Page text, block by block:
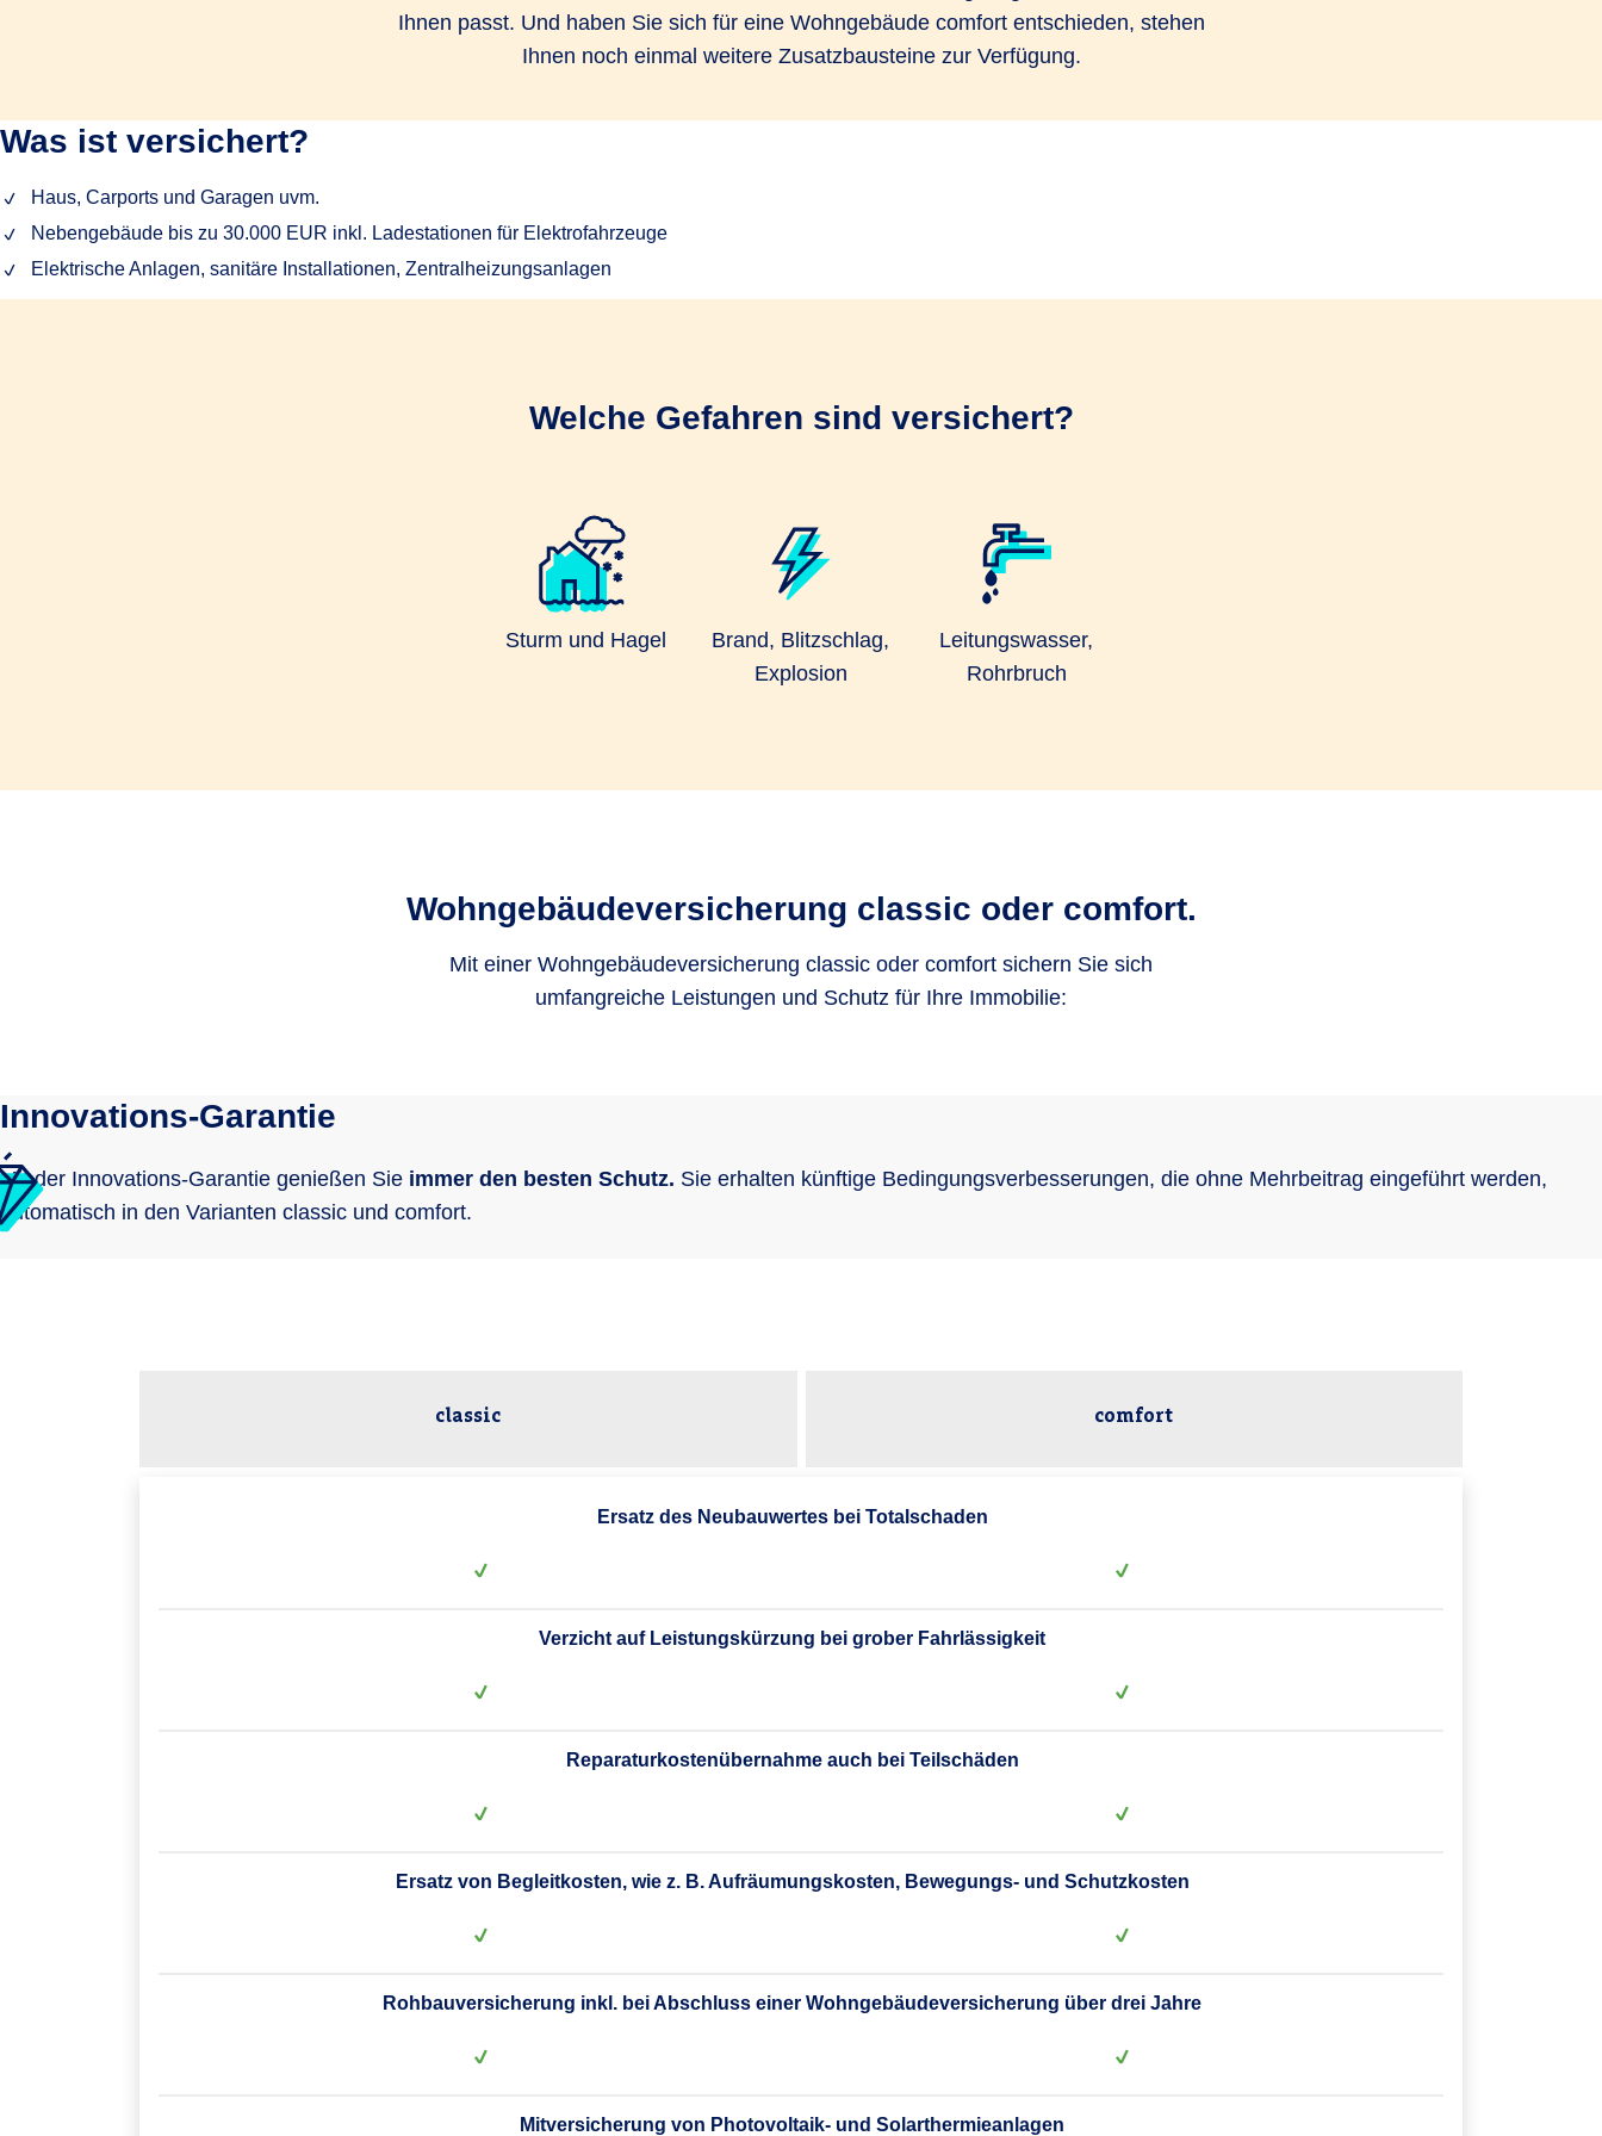
Ihnen passt. Und haben Sie sich für eine Wohngebäude comfort entschieden, stehen
Ihnen noch einmal weitere Zusatzbausteine zur Verfügung.
Was ist versichert?
Haus, Carports und Garagen uvm.
Nebengebäude bis zu 30.000 EUR inkl. Ladestationen für Elektrofahrzeuge
Elektrische Anlagen, sanitäre Installationen, Zentralheizungsanlagen
Welche Gefahren sind versichert?
Sturm und Hagel
Brand, Blitzschlag,
Explosion
Leitungswasser,
Rohrbruch
Wohngebäudeversicherung classic oder comfort.
Mit einer Wohngebäudeversicherung classic oder comfort sichern Sie sich
umfangreiche Leistungen und Schutz für Ihre Immobilie:
Innovations-Garantie
Mit der Innovations-Garantie genießen Sie immer den besten Schutz. Sie erhalten künftige Bedingungsverbesserungen, die ohne Mehrbeitrag eingeführt werden,
automatisch in den Varianten classic und comfort.
classic comfort
Ersatz des Neubauwertes bei Totalschaden
Verzicht auf Leistungskürzung bei grober Fahrlässigkeit
Reparaturkostenübernahme auch bei Teilschäden
Ersatz von Begleitkosten, wie z. B. Aufräumungskosten, Bewegungs- und Schutzkosten
Rohbauversicherung inkl. bei Abschluss einer Wohngebäudeversicherung über drei Jahre
Mitversicherung von Photovoltaik- und Solarthermieanlagen